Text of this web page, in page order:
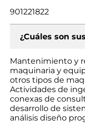
901221822
¿Cuáles son
Mantenimiento y
maquinaria y
otros tipos de
Actividades de
conexas de
desarrollo de
análisis diseño